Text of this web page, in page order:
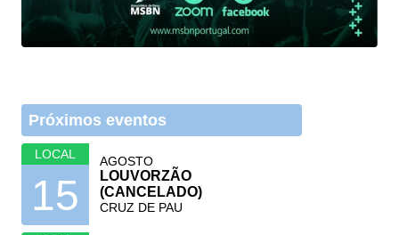
Próximos eventos
LOCAL
15
AGOSTO
LOUVORZÃO
(CANCELADO)
CRUZ DE PAU